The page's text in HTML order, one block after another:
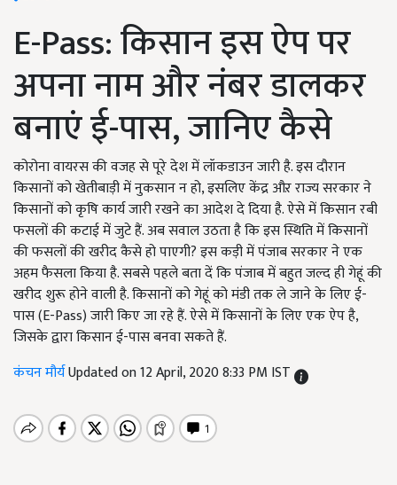
E-Pass: किसान इस ऐप पर
अपना नाम और नंबर डालकर
बनाएं ई-पास, जानिए कैसे
कोरोना वायरस की वजह से पूरे देश में लॉकडाउन जारी है. इस दौरान
किसानों को खेतीबाड़ी में नुकसान न हो, इसलिए केंद्र औऱ राज्य सरकार ने
किसानों को कृषि कार्य जारी रखने का आदेश दे दिया है. ऐसे में किसान रबी
फसलों की कटाई में जुटे हैं. अब सवाल उठता है कि इस स्थिति में किसानों
की फसलों की खरीद कैसे हो पाएगी? इस कड़ी में पंजाब सरकार ने एक
अहम फैसला किया है. सबसे पहले बता दें कि पंजाब में बहुत जल्द ही गेहूं की
खरीद शुरू होने वाली है. किसानों को गेहूं को मंडी तक ले जाने के लिए ई-
पास (E-Pass) जारी किए जा रहे हैं. ऐसे में किसानों के लिए एक ऐप है,
जिसके द्वारा किसान ई-पास बनवा सकते हैं.
कंचन मौर्यUpdated on 12 April, 2020 8:33 PM IST